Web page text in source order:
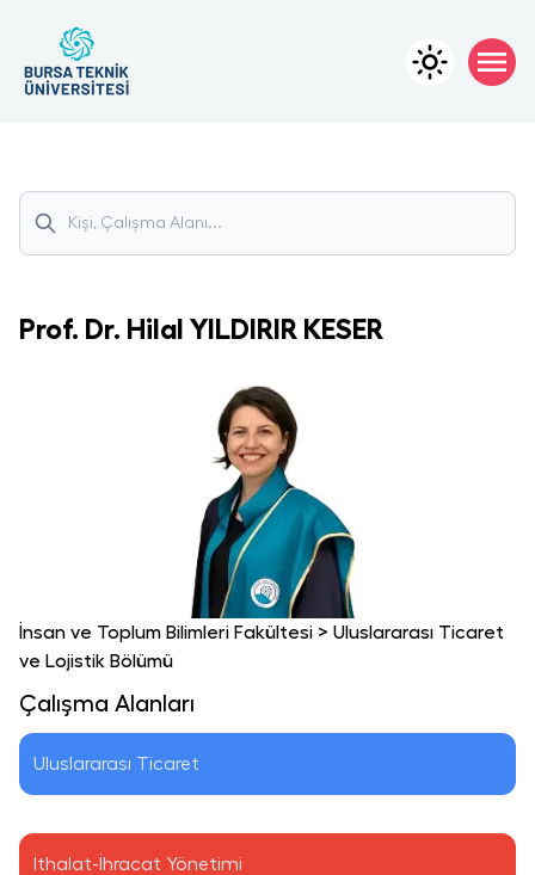
Prof. Dr. Hilal YILDIRIR KESER
İnsan ve Toplum Bilimleri Fakültesi > Uluslararası Ticaret
ve Lojistik Bölümü
Çalışma Alanları
Uluslararası Ticaret
İthalat-İhracat Yönetimi